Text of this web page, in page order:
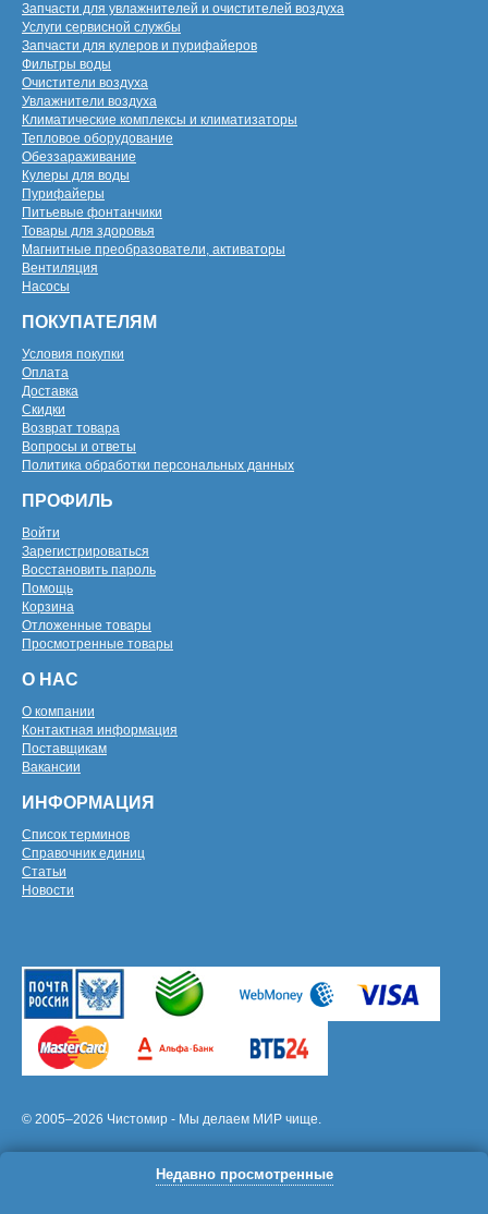
Запчасти для увлажнителей и очистителей воздуха
Услуги сервисной службы
Запчасти для кулеров и пурифайеров
Фильтры воды
Очистители воздуха
Увлажнители воздуха
Климатические комплексы и климатизаторы
Тепловое оборудование
Обеззараживание
Кулеры для воды
Пурифайеры
Питьевые фонтанчики
Товары для здоровья
Магнитные преобразователи, активаторы
Вентиляция
Насосы
ПОКУПАТЕЛЯМ
Условия покупки
Оплата
Доставка
Скидки
Возврат товара
Вопросы и ответы
Политика обработки персональных данных
ПРОФИЛЬ
Войти
Зарегистрироваться
Восстановить пароль
Помощь
Корзина
Отложенные товары
Просмотренные товары
О НАС
О компании
Контактная информация
Поставщикам
Вакансии
ИНФОРМАЦИЯ
Список терминов
Справочник единиц
Статьи
Новости
© 2005–2026 Чистомир - Мы делаем МИР чище.
Недавно просмотренные